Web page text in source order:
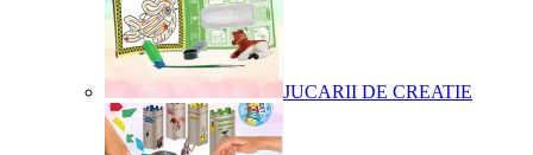
JUCARII DE CREATIE